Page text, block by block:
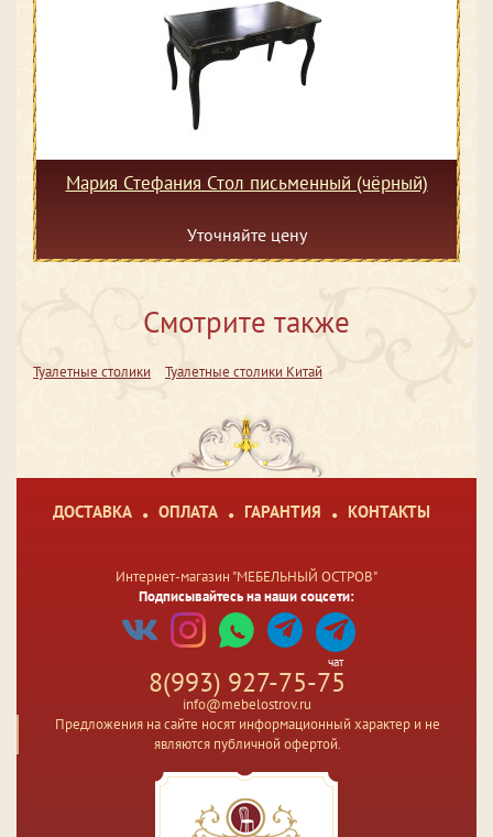
Мария Стефания Стол письменный (чёрный)
Уточняйте цену
Смотрите также
Туалетные столики Туалетные столики Китай
ДОСТАВКА ОПЛАТА ГАРАНТИЯ КОНТАКТЫ
Интернет-магазин "МЕБЕЛЬНЫЙ ОСТРОВ"
Подписывайтесь на наши соцсети:
чат
8(993) 927-75-75
info@mebelostrov.ru
Предложения на сайте носят информационный характер и не
являются публичной офертой.